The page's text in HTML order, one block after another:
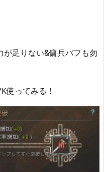
足りない&傭兵バフも勿
使ってみる！